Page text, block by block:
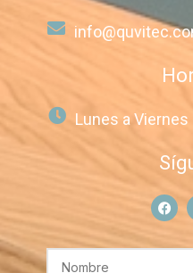
Lunes a Viernes